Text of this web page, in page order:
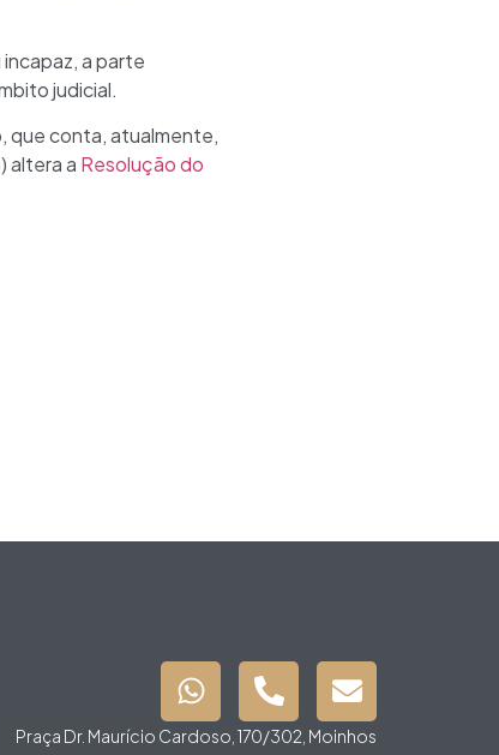
a parte
judicial.
que conta, atualmente,
altera a Resolução do
Praça Dr. Maurício Cardoso, 170/302, Moinhos